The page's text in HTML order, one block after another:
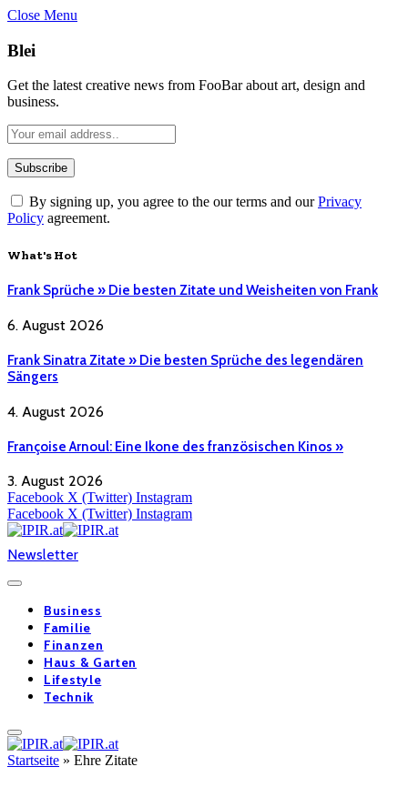
Close Menu
Blei
Get the latest creative news from FooBar about art, design and
business.
By signing up, you agree to the our terms and ourPrivacy
Policy agreement.
What's Hot
Frank Sprüche » Die besten Zitate und Weisheiten von Frank
6. August 2026
Frank Sinatra Zitate » Die besten Sprüche des legendären
Sängers
4. August 2026
Françoise Arnoul: Eine Ikone des französischen Kinos »
3. August 2026
Facebook X (Twitter) Instagram
Facebook X (Twitter) Instagram
Newsletter
Business
Familie
Finanzen
Haus & Garten
Lifestyle
Technik
Startseite » Ehre Zitate